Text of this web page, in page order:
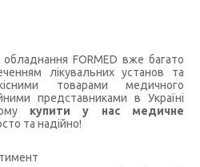
FORMED вже багато
лікувальних установ та
товарами медичного
представниками в Україні
купити у нас медичне
та надійно!